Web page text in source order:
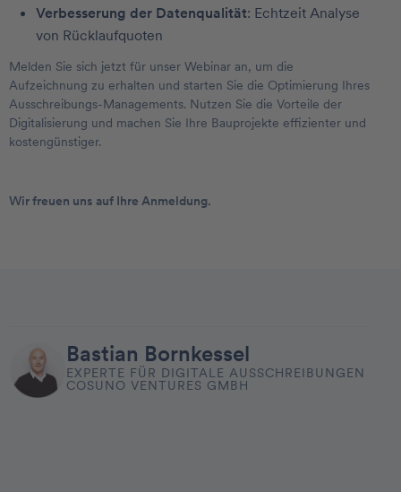
Verbesserung der Datenqualität: Echtzeit Analyse
von Rücklaufquoten
Melden Sie sich jetzt für unser Webinar an, um die
Aufzeichnung zu erhalten und starten Sie die Optimierung Ihres
Ausschreibungs-Managements. Nutzen Sie die Vorteile der
Digitalisierung und machen Sie Ihre Bauprojekte effizienter und
kostengünstiger.
Wir freuen uns auf Ihre Anmeldung.
Bastian Bornkessel
EXPERTE FÜR DIGITALE AUSSCHREIBUNGEN
COSUNO VENTURES GMBH